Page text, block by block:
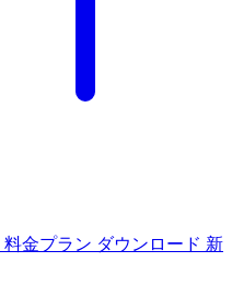
料金プラン ダウンロード 新